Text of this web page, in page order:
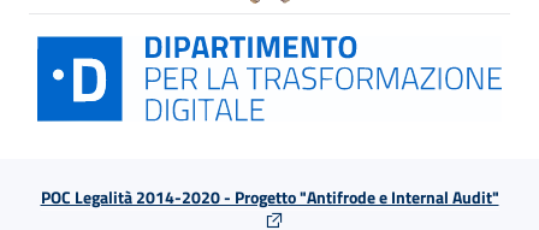
POC Legalità 2014-2020 - Progetto "Antifrode e Internal Audit"